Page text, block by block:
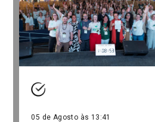
05 de Agosto às 13:41